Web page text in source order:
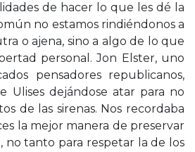
de hacer lo que les dé la
no estamos rindiéndonos a
o ajena, sino a algo de lo que
personal. Jon Elster, uno
pensadores republicanos,
Ulises dejándose atar para no
de las sirenas. Nos recordaba
la mejor manera de preservar
no tanto para respetar la de los